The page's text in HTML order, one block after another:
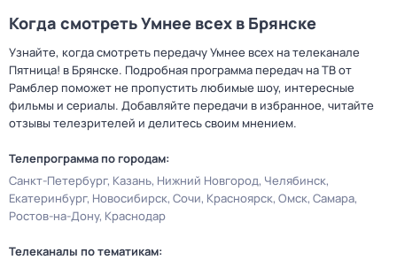
Когда смотреть Умнее всех в Брянске
Узнайте, когда смотреть передачу Умнее всех на телеканале
Пятница! в Брянске. Подробная программа передач на ТВ от
Рамблер поможет не пропустить любимые шоу, интересные
фильмы и сериалы. Добавляйте передачи в избранное, читайте
отзывы телезрителей и делитесь своим мнением.
Телепрограмма по городам:
Санкт-Петербург Казань Нижний Новгород Челябинск
Екатеринбург Новосибирск Сочи Красноярск Омск Самара
Ростов-на-Дону Краснодар
Телеканалы по тематикам: